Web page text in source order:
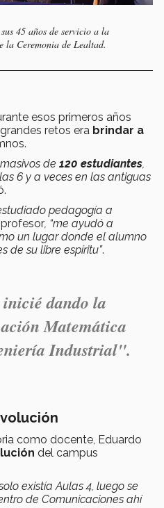
45 años de servicio a la
la Ceremonia de Lealtad.
esos primeros años
retos era brindar a
de 120 estudiantes,
6 y a veces en las antiguas
pedagogía a
, “me ayudó a
un lugar donde el alumno
de su libre espíritu”.
dando la
Matemática
Industrial".
como docente, Eduardo
del campus
existía Aulas 4, luego se
de Comunicaciones ahí